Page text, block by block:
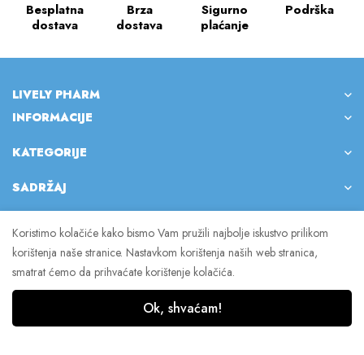
Besplatna
dostava
Brza
dostava
Sigurno
plaćanje
Podrška
LIVELY PHARM
INFORMACIJE
KATEGORIJE
SADRŽAJ
© 2023 Lively Pharm. Sva prava pridržana.
Koristimo kolačiće kako bismo Vam pružili najbolje iskustvo prilikom
korištenja naše stranice. Nastavkom korištenja naših web stranica,
smatrat ćemo da prihvaćate korištenje kolačića.
Ok, shvaćam!